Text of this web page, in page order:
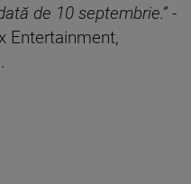
de 10 septembrie.” -
Entertainment,